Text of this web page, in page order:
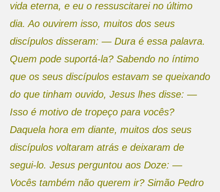
vida eterna, e eu o ressuscitarei no último
dia. Ao ouvirem isso, muitos dos seus
discípulos disseram: ― Dura é essa palavra.
Quem pode suportá‑la? Sabendo no íntimo
que os seus discípulos estavam se queixando
do que tinham ouvido, Jesus lhes disse: ―
Isso é motivo de tropeço para vocês?
Daquela hora em diante, muitos dos seus
discípulos voltaram atrás e deixaram de
segui‑lo. Jesus perguntou aos Doze: ―
Vocês também não querem ir? Simão Pedro